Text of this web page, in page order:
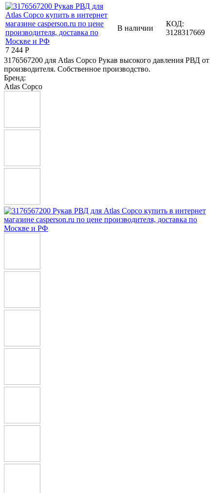
7 244 Р
В наличии
КОД:
3128317669
3176567200 для Atlas Copco Рукав высокого давления РВД от
производителя. Собственное производство.
Бренд:
Atlas Copco